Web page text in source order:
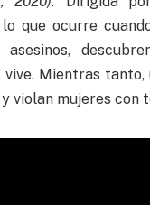
que ocurre
Mientras
y violan mujeres con